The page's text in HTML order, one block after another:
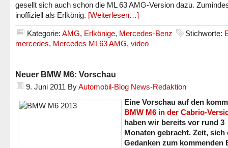
gesellt sich auch schon die ML 63 AMG-Version dazu.
inoffiziell als Erlkönig. [Weiterlesen…]
Kategorie: AMG, Erlkönige, Mercedes-Benz Stichworte:
mercedes, Mercedes ML63 AMG, video
Neuer BMW M6: Vorschau
9. Juni 2011 ByAutomobil-Blog News-Redaktion
Eine Vorschau auf den
BMW M6 in der Cabrio-
haben wir bereits vor rund 3
Monaten gebracht. Zeit, sich
Gedanken zum kommenden